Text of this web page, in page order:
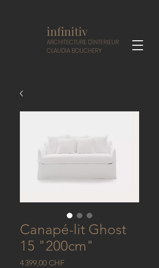
infinitiv
ARCHITECTURE D'INTERIEUR
CLAUDIA BOUCHERY
Canapé-lit Ghost
15 "200cm"
4 399,00 CHFPrix